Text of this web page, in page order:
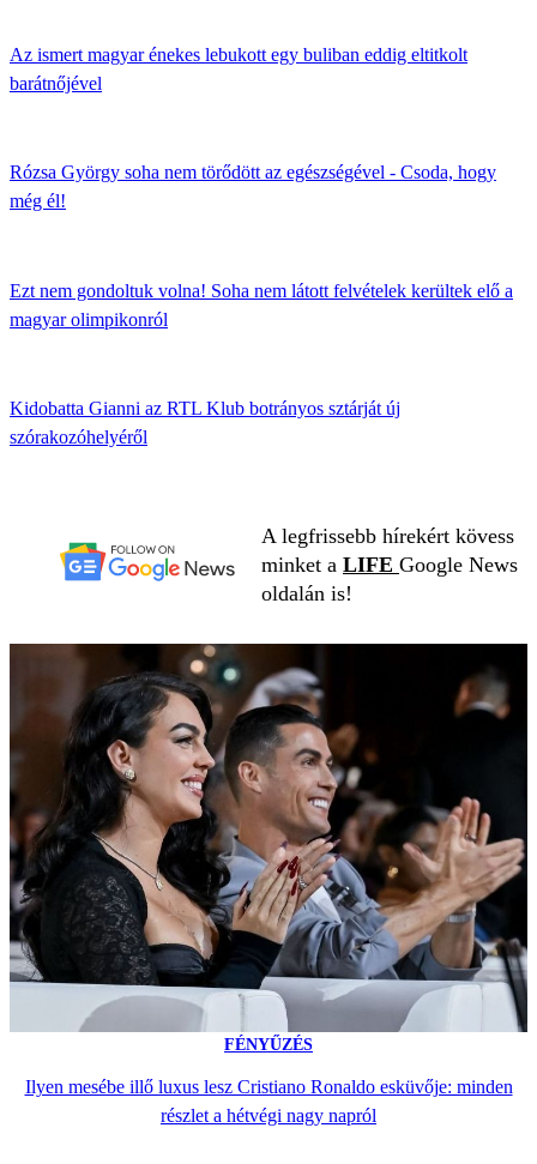
Az ismert magyar énekes lebukott egy buliban eddig eltitkolt
barátnőjével
Rózsa György soha nem törődött az egészségével - Csoda, hogy
még él!
Ezt nem gondoltuk volna! Soha nem látott felvételek kerültek elő a
magyar olimpikonról
Kidobatta Gianni az RTL Klub botrányos sztárját új
szórakozóhelyéről
A legfrissebb hírekért kövess
minket a LIFE Google News
oldalán is!
FÉNYŰZÉS
Ilyen mesébe illő luxus lesz Cristiano Ronaldo esküvője: minden
részlet a hétvégi nagy napról